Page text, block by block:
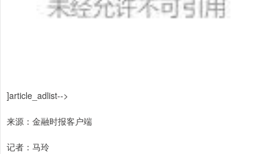
]article_adlist-->
来源：金融时报客户端
记者：马玲